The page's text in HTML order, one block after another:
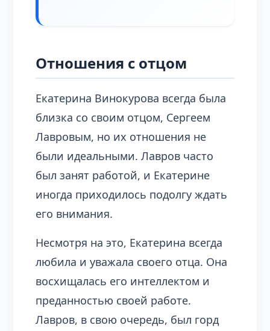
Отношения с отцом
Екатерина Винокурова всегда была
близка со своим отцом, Сергеем
Лавровым, но их отношения не
были идеальными. Лавров часто
был занят работой, и Екатерине
иногда приходилось подолгу ждать
его внимания.
Несмотря на это, Екатерина всегда
любила и уважала своего отца. Она
восхищалась его интеллектом и
преданностью своей работе.
Лавров, в свою очередь, был горд